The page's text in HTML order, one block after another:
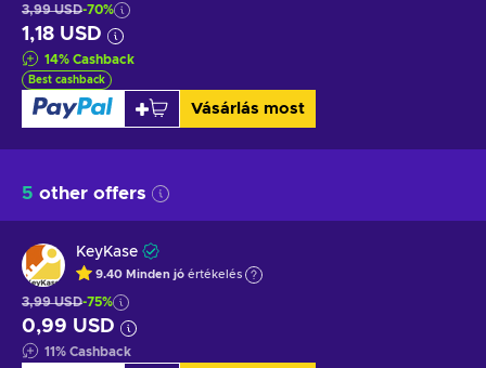
3,99 USD-70%
1,18 USD
14% Cashback
Best cashback
Vásárlás most
5 other offers
KeyKase
9.40 Minden jó értékelés
3,99 USD-75%
0,99 USD
11% Cashback